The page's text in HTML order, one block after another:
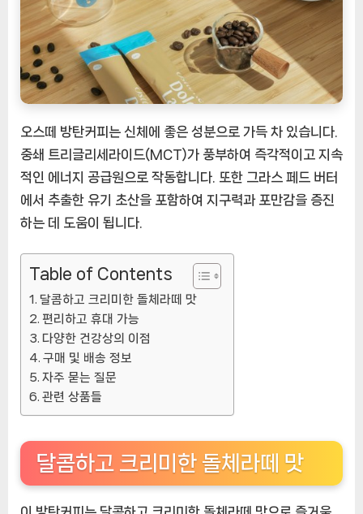
즐
기
는
에
너
지
충
제
[CoffeeTimeNOW
ㅣ
추
품]
오스떼 방탄커피는 신체에 좋은 성분으로 가득 차 있습니다.
중쇄 트리글리세라이드(MCT)가 풍부하여 즉각적이고 지속
적인 에너지 공급원으로 작동합니다. 또한 그라스 페드 버터
에서 추출한 유기 초산을 포함하여 지구력과 포만감을 증진
하는 데 도움이 됩니다.
Table of Contents
달콤하고 크리미한 돌체라떼 맛
편리하고 휴대 가능
다양한 건강상의 이점
구매 및 배송 정보
자주 묻는 질문
관련 상품들
달콤하고 크리미한 돌체라떼 맛